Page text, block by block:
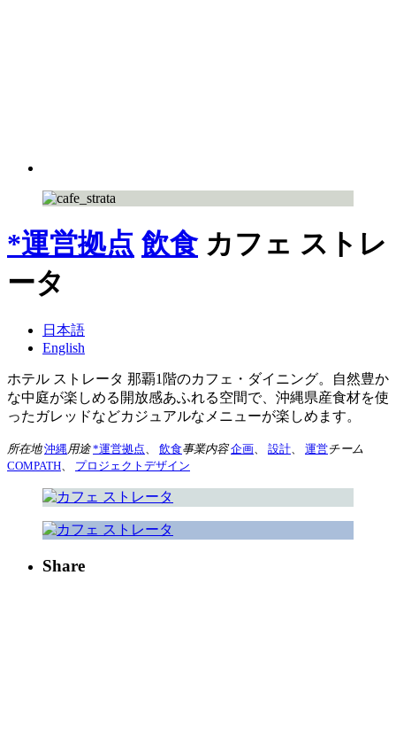
*運営拠点 飲食 カフェ ストレ
ータ
日本語
English
ホテル ストレータ 那覇1階のカフェ・ダイニング。自然豊か
な中庭が楽しめる開放感あふれる空間で、沖縄県産食材を使
ったガレッドなどカジュアルなメニューが楽しめます。
所在地 沖縄用途 *運営拠点、 飲食事業内容 企画、 設計、 運営チーム
COMPATH、 プロジェクトデザイン
Share